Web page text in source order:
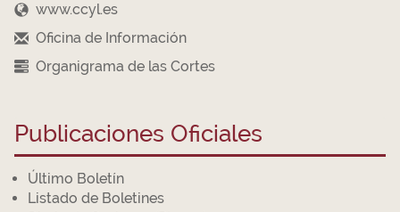
www.ccyl.es
Oficina de Información
Organigrama de las Cortes
Publicaciones Oficiales
Último Boletín
Listado de Boletines